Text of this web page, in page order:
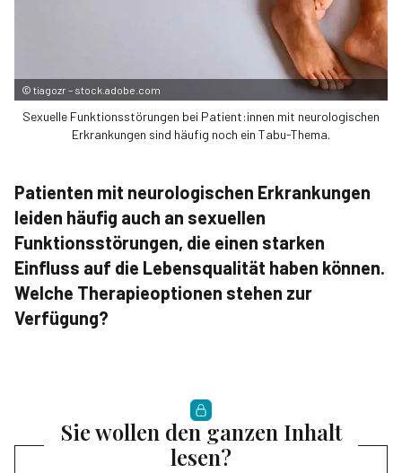
© tiagozr – stock.adobe.com
Sexuelle Funktionsstörungen bei Patient:innen mit neurologischen
Erkrankungen sind häufig noch ein Tabu-Thema.
Patienten mit neurologischen Erkrankungen
leiden häufig auch an sexuellen
Funktionsstörungen, die einen starken
Einfluss auf die Lebensqualität haben können.
Welche Therapieoptionen stehen zur
Verfügung?
Sie wollen den ganzen Inhalt
lesen?